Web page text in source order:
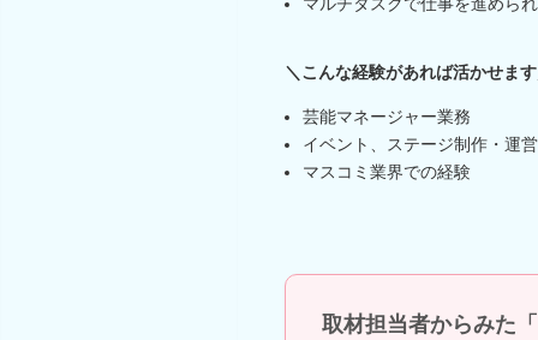
＼こんな経験があれば活かせま
芸能マネージャー業務
イベント、ステージ制作・運
マスコミ業界での経験
取材担当者からみた